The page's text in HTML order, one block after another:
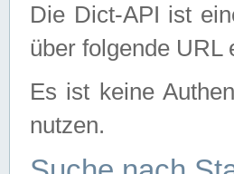
Die Dict-API ist
über folgende URL
Es ist keine
nutzen.